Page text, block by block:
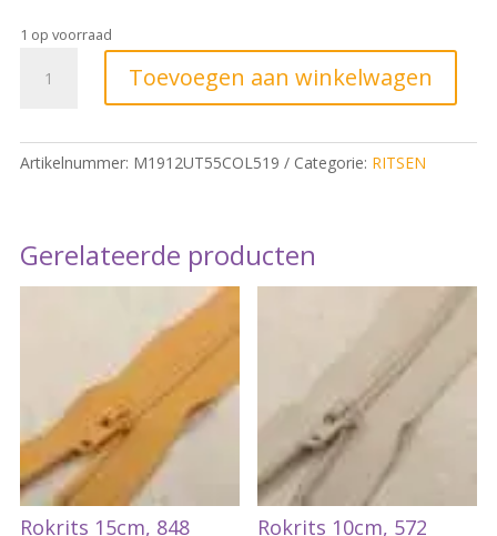
1 op voorraad
Toevoegen aan winkelwagen
Artikelnummer: M1912UT55COL519 Categorie: RITSEN
Gerelateerde producten
Rokrits 15cm, 848
Rokrits 10cm, 572